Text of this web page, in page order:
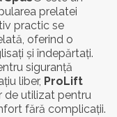
prelatei
practic se
oferind o
și îndepărtați.
siguranță
liber, ProLift
de utilizat pentru
fără complicații.